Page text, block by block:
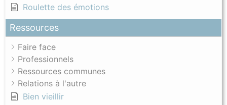
Roulette des émotions
Ressources
Faire face
Professionnels
Ressources communes
Relations à l'autre
Bien vieillir